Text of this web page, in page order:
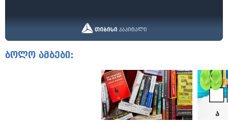
ბოლო ამბები: